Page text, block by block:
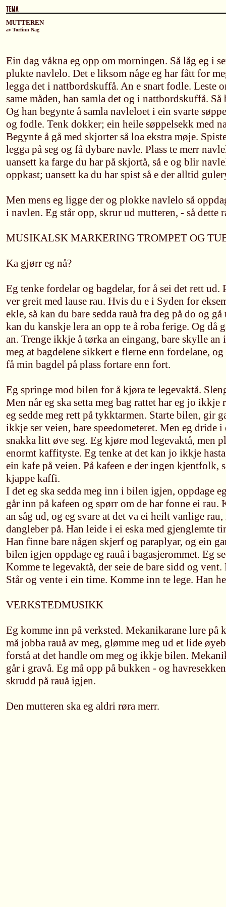
MUTTEREN
av Torfinn Nag
Ein dag våkna eg opp om morningen. Så låg eg i
plukte navlelo. Det e liksom någe eg har fått for
legga det i nattbordskuffå. An e snart fodle. Leste
same måden, han samla det og i nattbordskuffå.
Og han begynte å samla navleloet i ein svarte
og fodle. Tenk dokker; ein heile søppelsekk med
Begynte å gå med skjorter så loa ekstra møje.
legga på seg og få dybare navle. Plass te merr
uansett ka farge du har på skjortå, så e og blir
oppkast; uansett ka du har spist så e der alltid
Men mens eg ligge der og plokke navlelo så
i navlen. Eg står opp, skrur ud mutteren, - så dette
MUSIKALSK MARKERING TROMPET OG
Ka gjørr eg nå?
Eg tenke fordelar og bagdelar, for å sei det rett ud.
ver greit med lause rau. Hvis du e i Syden for
ekle, så kan du bare sedda rauå fra deg på do og
kan du kanskje lera an opp te å roba ferige. Og då
an. Trenge ikkje å tørka an eingang, bare skylle an
meg at bagdelene sikkert e flerne enn fordelane,
få min bagdel på plass fortare enn fort.
Eg springe mod bilen for å kjøra te legevaktå.
Men når eg ska setta meg bag rattet har eg jo ikkje
eg sedde meg rett på tykktarmen. Starte bilen, gir
ikkje ser veien, bare speedometeret. Men eg dride i
snakka litt øve seg. Eg kjøre mod legevaktå, men
enormt kaffityste. Eg tenke at det kan jo ikkje
ein kafe på veien. På kafeen e der ingen kjentfolk,
kjappe kaffi.
I det eg ska sedda meg inn i bilen igjen, oppdage
går inn på kafeen og spørr om de har fonne ei rau.
an såg ud, og eg svare at det va ei heilt vanlige
dangleber på. Han leide i ei eska med gjenglemte
Han finne bare någen skjerf og paraplyar, og ein
bilen igjen oppdage eg rauå i bagasjerommet. Eg
Komme te legevaktå, der seie de bare sidd og
Står og vente i ein time. Komme inn te lege. Han
VERKSTEDMUSIKK
Eg komme inn på verksted. Mekanikarane lure på
må jobba rauå av meg, glømme meg ud et lide
forstå at det handle om meg og ikkje bilen.
går i gravå. Eg må opp på bukken - og
skrudd på rauå igjen.
Den mutteren ska eg aldri røra merr.